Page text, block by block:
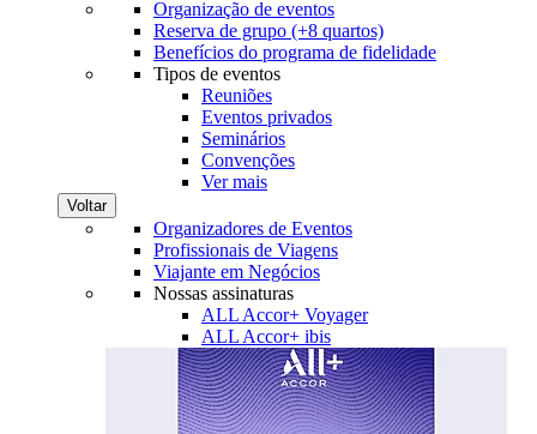
Organização de eventos
Reserva de grupo (+8 quartos)
Benefícios do programa de fidelidade
Tipos de eventos
Reuniões
Eventos privados
Seminários
Convenções
Ver mais
Voltar
Organizadores de Eventos
Profissionais de Viagens
Viajante em Negócios
Nossas assinaturas
ALL Accor+ Voyager
ALL Accor+ ibis